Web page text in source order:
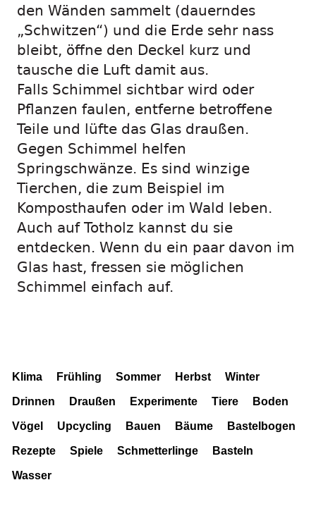
den Wänden sammelt (dauerndes
„Schwitzen“) und die Erde sehr nass
bleibt, öffne den Deckel kurz und
tausche die Luft damit aus.
Falls Schimmel sichtbar wird oder
Pflanzen faulen, entferne betroffene
Teile und lüfte das Glas draußen.
Gegen Schimmel helfen
Springschwänze. Es sind winzige
Tierchen, die zum Beispiel im
Komposthaufen oder im Wald leben.
Auch auf Totholz kannst du sie
entdecken. Wenn du ein paar davon im
Glas hast, fressen sie möglichen
Schimmel einfach auf.
Klima Frühling Sommer Herbst Winter
Drinnen Draußen Experimente Tiere Boden
Vögel Upcycling Bauen Bäume Bastelbogen
Rezepte Spiele Schmetterlinge Basteln
Wasser